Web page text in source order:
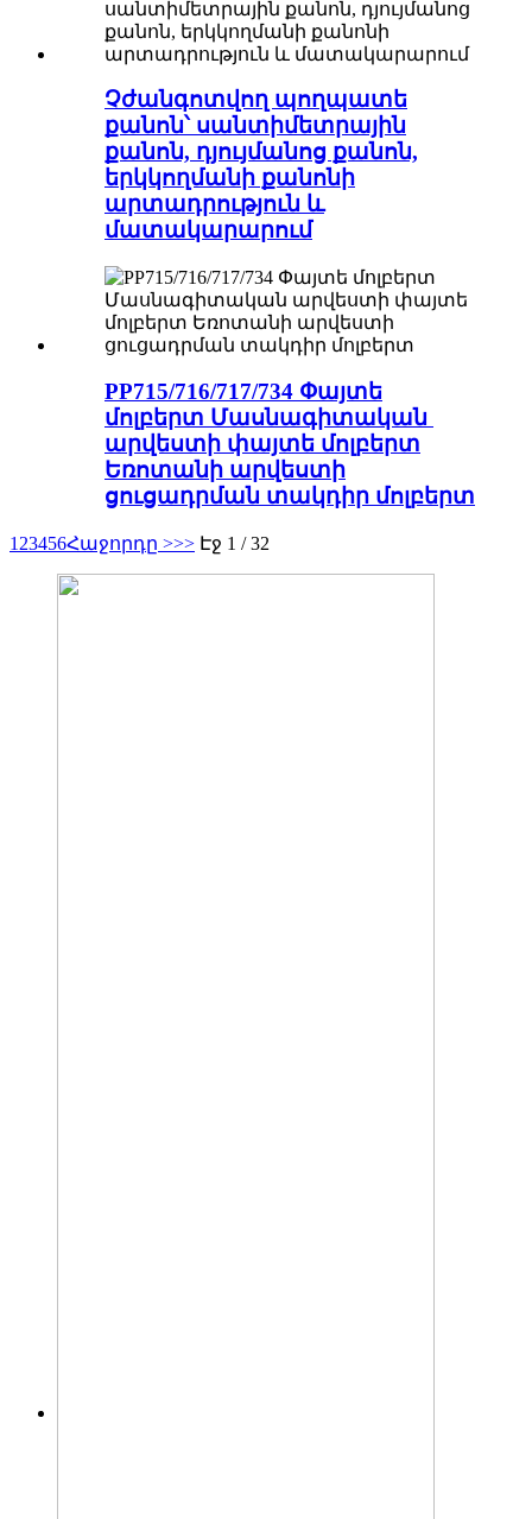
Չժանգոտվող պողպատե
քանոն՝ սանտիմետրային
քանոն, դյույմանոց քանոն,
երկկողմանի քանոնի
արտադրություն և
մատակարարում
PP715/716/717/734 Փայտե
մոլբերտ Մասնագիտական ​​
արվեստի փայտե մոլբերտ
Եռոտանի արվեստի
ցուցադրման տակդիր մոլբերտ
1 23456Հաջորդը >>> Էջ 1 / 32